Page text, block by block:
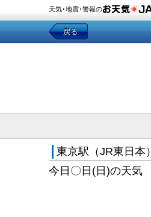
天気･地震･警報の
戻る
東京駅（JR東日本）
今日〇日(日)の天気